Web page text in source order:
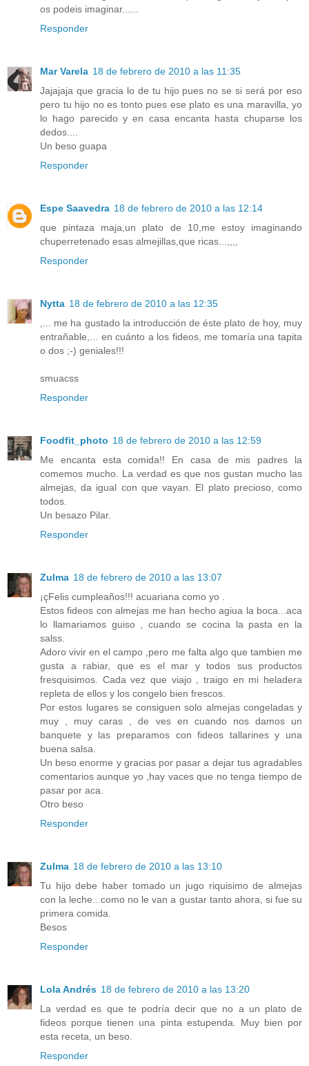
os podeis imaginar......
Responder
Mar Varela 18 de febrero de 2010 a las 11:35
Jajajaja que gracia lo de tu hijo pues no se si será por eso
pero tu hijo no es tonto pues ese plato es una maravilla, yo
lo hago parecido y en casa encanta hasta chuparse los
dedos....
Un beso guapa
Responder
Espe Saavedra 18 de febrero de 2010 a las 12:14
que pintaza maja,un plato de 10,me estoy imaginando
chuperretenado esas almejillas,que ricas...,,,,
Responder
Nytta 18 de febrero de 2010 a las 12:35
,... me ha gustado la introducción de éste plato de hoy, muy
entrañable,... en cuánto a los fideos, me tomaría una tapita
o dos ;-) geniales!!!
smuacss
Responder
Foodfit_photo 18 de febrero de 2010 a las 12:59
Me encanta esta comida!! En casa de mis padres la
comemos mucho. La verdad es que nos gustan mucho las
almejas, da igual con que vayan. El plato precioso, como
todos.
Un besazo Pilar.
Responder
Zulma 18 de febrero de 2010 a las 13:07
¡çFelis cumpleaños!!! acuariana como yo .
Estos fideos con almejas me han hecho agiua la boca...aca
lo llamariamos guiso , cuando se cocina la pasta en la
salss.
Adoro vivir en el campo ,pero me falta algo que tambien me
gusta a rabiar, que es el mar y todos sus productos
fresquisimos. Cada vez que viajo , traigo en mi heladera
repleta de ellos y los congelo bien frescos.
Por estos lugares se consiguen solo almejas congeladas y
muy , muy caras , de ves en cuando nos damos un
banquete y las preparamos con fideos tallarines y una
buena salsa.
Un beso enorme y gracias por pasar a dejar tus agradables
comentarios aunque yo ,hay vaces que no tenga tiempo de
pasar por aca.
Otro beso
Responder
Zulma 18 de febrero de 2010 a las 13:10
Tu hijo debe haber tomado un jugo riquisimo de almejas
con la leche...como no le van a gustar tanto ahora, si fue su
primera comida.
Besos
Responder
Lola Andrés 18 de febrero de 2010 a las 13:20
La verdad es que te podría decir que no a un plato de
fideos porque tienen una pinta estupenda. Muy bien por
esta receta, un beso.
Responder